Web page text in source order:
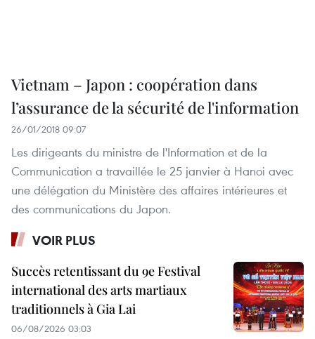
Vietnam – Japon : coopération dans
l’assurance de la sécurité de l'information
26/01/2018 09:07
Les dirigeants du ministre de l'Information et de la
Communication a travaillée le 25 janvier à Hanoi avec
une délégation du Ministère des affaires intérieures et
des communications du Japon.
VOIR PLUS
Succès retentissant du 9e Festival
international des arts martiaux
traditionnels à Gia Lai
06/08/2026 03:03